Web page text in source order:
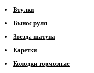
Втулки
Вынос руля
Звезда шатуна
Каретки
Колодки тормозные